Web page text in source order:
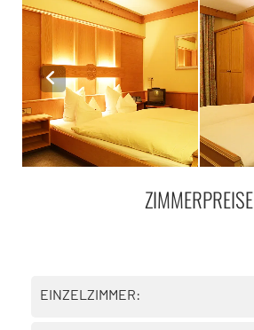
ZIMMERPREISE
EINZELZIMMER: